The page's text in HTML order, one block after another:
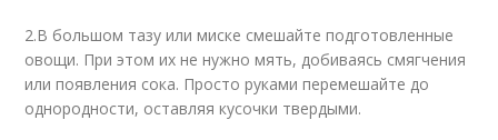
2.В большом тазу или миске смешайте подготовленные
овощи. При этом их не нужно мять, добиваясь смягчения
или появления сока. Просто руками перемешайте до
однородности, оставляя кусочки твердыми.